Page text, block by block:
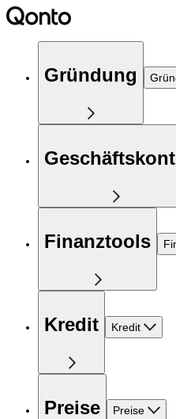
Gründung
Finanztools
Kredit Kredit
Preise Preise